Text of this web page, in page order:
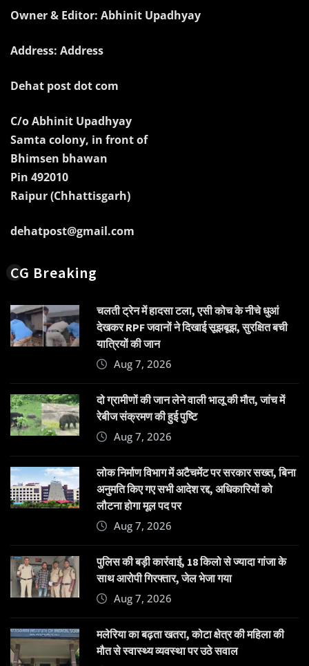
Owner & Editor: Abhinit Upadhyay
Address: Address
Dehat post dot com
C/o Abhinit Upadhyay
Samta colony, in front of
Bhimsen bhawan
Pin 492010
Raipur (Chhattisgarh)
dehatpost@gmail.com
CG Breaking
चलती ट्रेन में हादसा टला, एसी कोच के नीचे धुआं
देखकर RPF जवानों ने दिखाई सूझबूझ, सुरक्षित बची
यात्रियों की जान
Aug 7, 2026
दो ग्रामीणों की जान लेने वाली भालू की मौत, जांच में
रेबीज संक्रमण की हुई पुष्टि
Aug 7, 2026
लोक निर्माण विभाग में अटैचमेंट पर सरकार सख्त, बिना
अनुमति किए गए सभी आदेश रद्द, अधिकारियों को
लौटना होगा मूल पद पर
Aug 7, 2026
पुलिस की बड़ी कार्रवाई, 18 किलो से ज्यादा गांजा के
साथ आरोपी गिरफ्तार, जेल भेजा गया
Aug 7, 2026
मलेरिया का बढ़ता खतरा, कोटा क्षेत्र की महिला की
मौत से स्वास्थ्य व्यवस्था पर उठे सवाल